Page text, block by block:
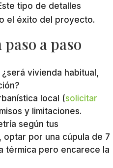
tipo de detalles
el éxito del proyecto.
a paso
vivienda habitual,
local (solicitar
y limitaciones.
según tus
optar por una cúpula de 7
térmica pero encarece la